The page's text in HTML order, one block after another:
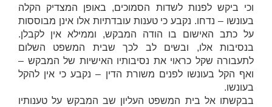
וכי ביקש לפנות לשדות הסמוכים, באופן המצדיק הקלה
בעונשו – נדחו. נקבע כי טענות עובדתיות אלו אינן מבוססות
על כתב האישום בו הודה המבקש, וממילא אין לקבלן.
בנסיבות אלו, ובשים לב לכך שבית המשפט השלום
לתעבורה שקל כראוי את נסיבותיו האישיות של המבקש –
ואף הקל בעונשו לפנים משורת הדין – נקבע כי אין להקל
בעונשו.
בבקשתו אל בית המשפט העליון שב המבקש על טענותיו